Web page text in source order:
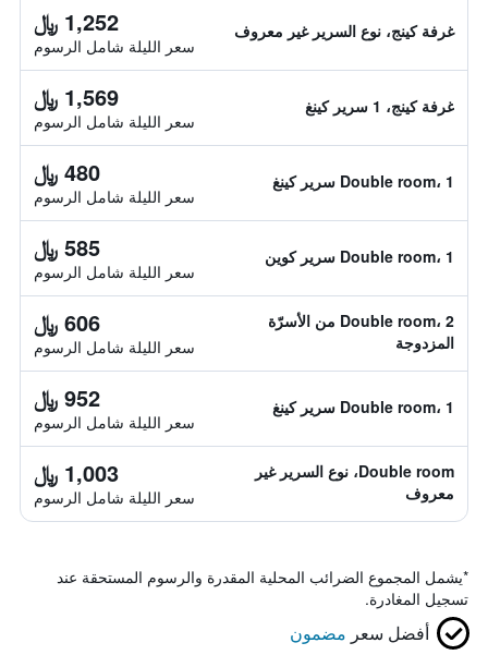
غرفة كينج، نوع السرير غير معروف 1,252 ﷼
سعر الليلة شامل الرسوم
غرفة كينج، 1 سرير كينغ 1,569 ﷼
سعر الليلة شامل الرسوم
Double room، 1 سرير كينغ 480 ﷼
سعر الليلة شامل الرسوم
Double room، 1 سرير كوين 585 ﷼
سعر الليلة شامل الرسوم
Double room، 2 من الأسرّة
المزدوجة
606 ﷼
سعر الليلة شامل الرسوم
Double room، 1 سرير كينغ 952 ﷼
سعر الليلة شامل الرسوم
Double room، نوع السرير غير
معروف
1,003 ﷼
سعر الليلة شامل الرسوم
*يشمل المجموع الضرائب المحلية المقدرة والرسوم المستحقة عند
تسجيل المغادرة.
أفضل سعر مضمون